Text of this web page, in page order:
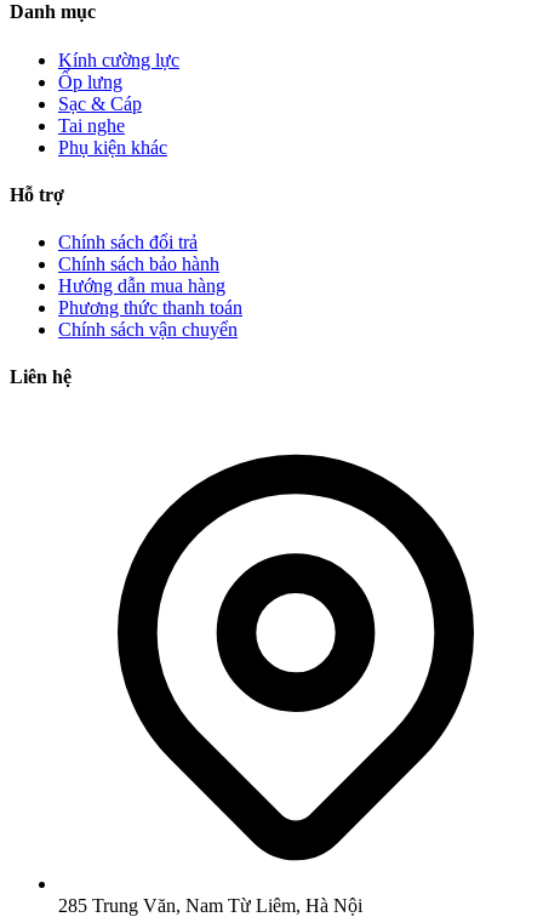
Danh mục
Kính cường lực
Ốp lưng
Sạc & Cáp
Tai nghe
Phụ kiện khác
Hỗ trợ
Chính sách đổi trả
Chính sách bảo hành
Hướng dẫn mua hàng
Phương thức thanh toán
Chính sách vận chuyển
Liên hệ
285 Trung Văn, Nam Từ Liêm, Hà Nội